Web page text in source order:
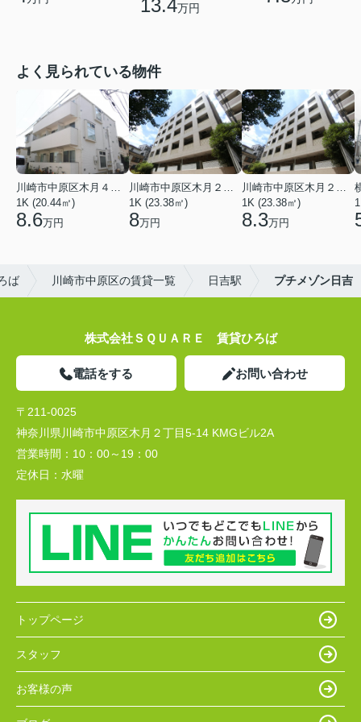
13.4万円
よく見られている物件
川崎市中原区木月４丁目
1K (20.44㎡)
8.6万円
川崎市中原区木月２丁目
1K (23.38㎡)
8万円
川崎市中原区木月２丁目
1K (23.38㎡)
8.3万円
ば 川崎市中原区の賃貸一覧 日吉駅 プチメゾン日吉
株式会社ＳＱＵＡＲＥ 賃貸ひろば
電話をする お問い合わせ
〒211-0025
神奈川県川崎市中原区木月２丁目5-14 KMGビル2A
営業時間： 10：00～19：00
定休日： 水曜
トップページ
スタッフ
お客様の声